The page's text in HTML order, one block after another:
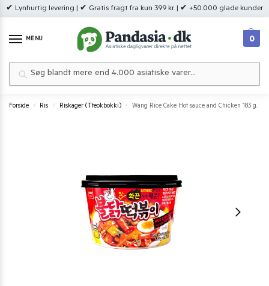
✔ Lynhurtig levering | ✔ Gratis fragt fra kun 399 kr. | ✔ +50.000 glade kunder
MENU 0
Forside / Ris / Riskager (Tteokbokki) / Wang Rice Cake Hot sauce and Chicken 183 g.